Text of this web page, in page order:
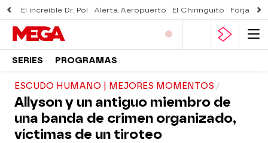
El increíble Dr. Pol Alerta Aeropuerto El Chiringuito Forjado
SERIES PROGRAMAS
ESCUDO HUMANO | MEJORES MOMENTOS
Allyson y un antiguo miembro de
una banda de crimen organizado,
víctimas de un tiroteo